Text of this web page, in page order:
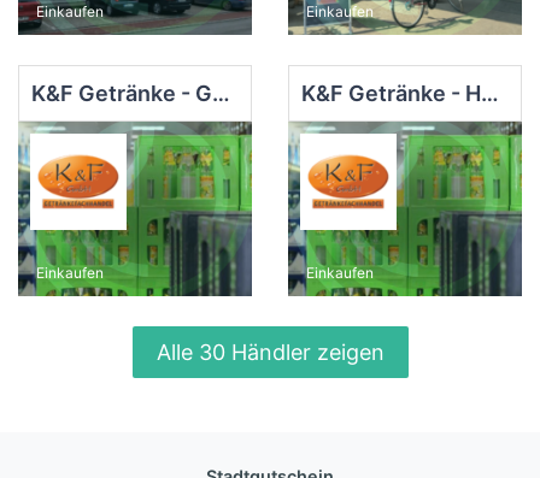
Einkaufen Einkaufen
K&F Getränke - Goldach
Einkaufen
K&F Getränke - Hallbergmoos
Einkaufen
Alle 30 Händler zeigen